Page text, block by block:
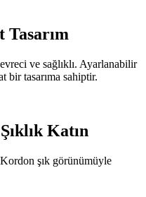
ve sağlıklı. Ayarlanabilir
tasarıma sahiptir.
Katın
şık görünümüyle